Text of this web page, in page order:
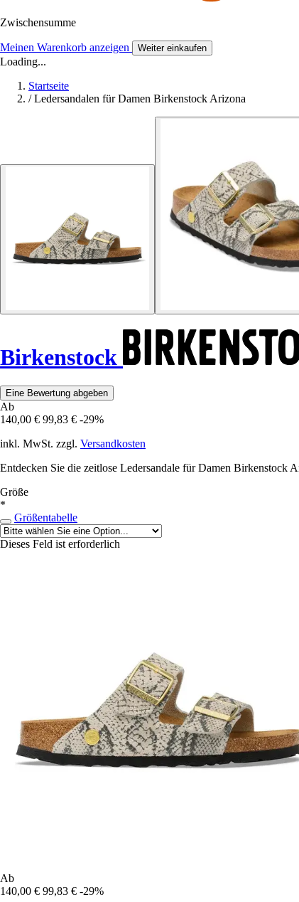
Zwischensumme
Meinen Warenkorb anzeigen Weiter einkaufen
Loading...
Startseite
/ Ledersandalen für Damen Birkenstock Arizona
Birkenstock
Eine Bewertung abgeben
Ab
140,00 € 99,83 € -29%
inkl. MwSt. zzgl. Versandkosten
Entdecken Sie die zeitlose Ledersandale für Damen
Größe
*
Größentabelle
Dieses Feld ist erforderlich
Ab
140,00 € 99,83 € -29%